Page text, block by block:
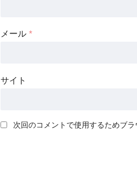
メール *
サイト
次回のコメントで使用するためブ